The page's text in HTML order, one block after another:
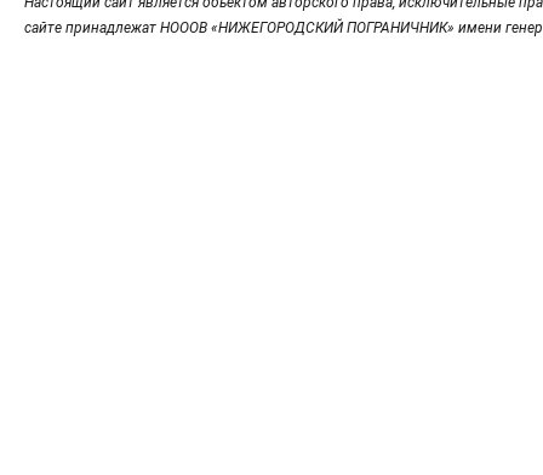
сайте принадлежат НОООВ «НИЖЕГОРОДСКИЙ ПОГРАНИЧНИК» имени